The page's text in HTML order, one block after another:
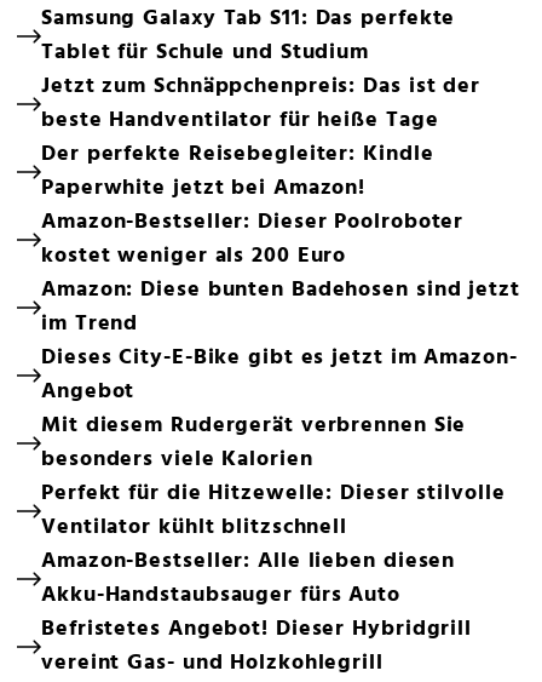
Samsung Galaxy Tab S11: Das perfekte
Tablet für Schule und Studium
Jetzt zum Schnäppchenpreis: Das ist der
beste Handventilator für heiße Tage
Der perfekte Reisebegleiter: Kindle
Paperwhite jetzt bei Amazon!
Amazon-Bestseller: Dieser Poolroboter
kostet weniger als 200 Euro
Amazon: Diese bunten Badehosen sind jetzt
im Trend
Dieses City-E-Bike gibt es jetzt im Amazon-
Angebot
Mit diesem Rudergerät verbrennen Sie
besonders viele Kalorien
Perfekt für die Hitzewelle: Dieser stilvolle
Ventilator kühlt blitzschnell
Amazon-Bestseller: Alle lieben diesen
Akku-Handstaubsauger fürs Auto
Befristetes Angebot! Dieser Hybridgrill
vereint Gas- und Holzkohlegrill